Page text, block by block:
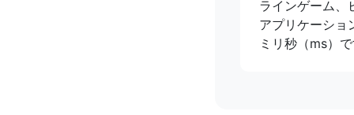
ラインゲーム、
アプリケーショ
ミリ秒（ms）